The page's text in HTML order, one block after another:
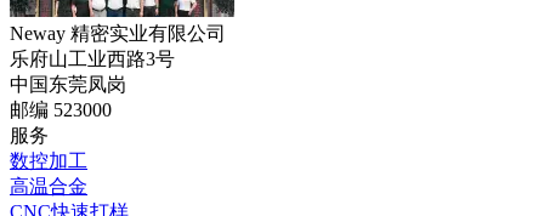
Neway 精密实业有限公司
乐府山工业西路3号
中国东莞凤岗
邮编 523000
服务
数控加工
高温合金
CNC快速打样